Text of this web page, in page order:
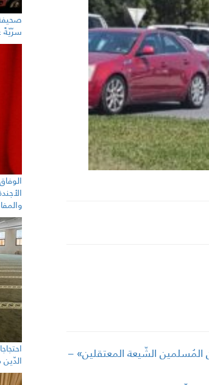
المُسلمين الشّيعة المعتقلين» –
سرّيّةً